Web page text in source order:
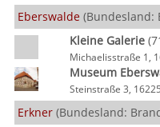
Eberswalde (Bundesland:
Kleine Galerie
Michaelisstraße 1,
Museum
Steinstraße 3,
Erkner (Bundesland: